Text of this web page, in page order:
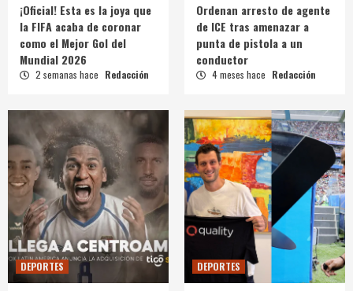
¡Oficial! Esta es la joya que
la FIFA acaba de coronar
como el Mejor Gol del
Mundial 2026
2 semanas hace Redacción
Ordenan arresto de agente
de ICE tras amenazar a
punta de pistola a un
conductor
4 meses hace Redacción
DEPORTES DEPORTES